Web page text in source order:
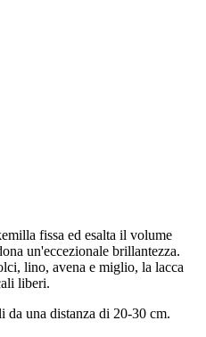
fissa ed esalta il volume
un'eccezionale brillantezza.
lino, avena e miglio, la lacca
liberi.
da una distanza di 20-30 cm.